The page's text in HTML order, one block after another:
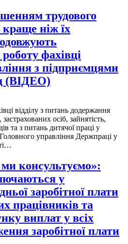
трудового
краще ніж їх
фахівці
з підприємцями
(ВІДЕО)
відділу з питань додержання
осіб, зайнятість,
та з питань дитячої праці у
управління Держпраці у
консультуємо»:
у
заробітної плати
працівників та
виплат у всіх
заробітної плати